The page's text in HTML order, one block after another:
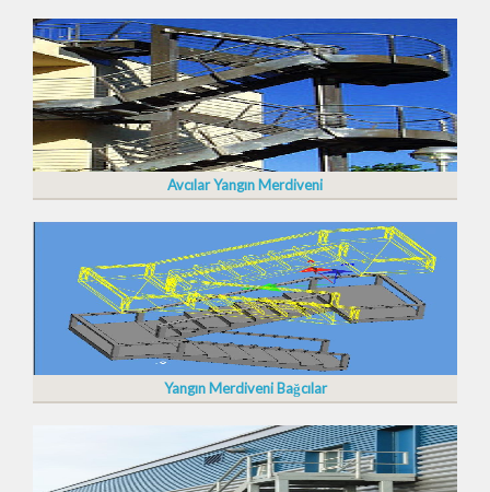
Avcılar Yangın Merdiveni
Yangın Merdiveni Bağcılar